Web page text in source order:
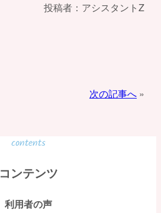
投稿者：アシスタントZ
次の記事へ
contents
コンテンツ
利用者の声